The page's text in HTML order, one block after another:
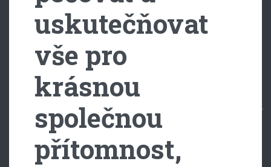
uskutečňovat
vše pro
krásnou
společnou
přítomnost,